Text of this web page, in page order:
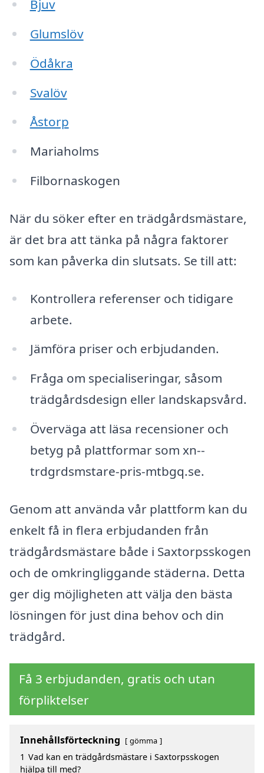
Bjuv
Glumslöv
Ödåkra
Svalöv
Åstorp
Mariaholms
Filbornaskogen
När du söker efter en trädgårdsmästare,
är det bra att tänka på några faktorer
som kan påverka din slutsats. Se till att:
Kontrollera referenser och tidigare
arbete.
Jämföra priser och erbjudanden.
Fråga om specialiseringar, såsom
trädgårdsdesign eller landskapsvård.
Överväga att läsa recensioner och
betyg på plattformar som xn--
trdgrdsmstare-pris-mtbgq.se.
Genom att använda vår plattform kan du
enkelt få in flera erbjudanden från
trädgårdsmästare både i Saxtorpsskogen
och de omkringliggande städerna. Detta
ger dig möjligheten att välja den bästa
lösningen för just dina behov och din
trädgård.
Få 3 erbjudanden, gratis och utan
förpliktelser
Innehållsförteckning gömma
1 Vad kan en trädgårdsmästare i Saxtorpsskogen
hjälpa till med?